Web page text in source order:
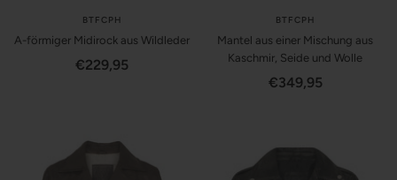
BTFCPH
A-förmiger Midirock aus Wildleder
Angebotspreis
€229,95
BTFCPH
Mantel aus einer Mischung aus
Kaschmir, Seide und Wolle
Angebotspreis
€349,95